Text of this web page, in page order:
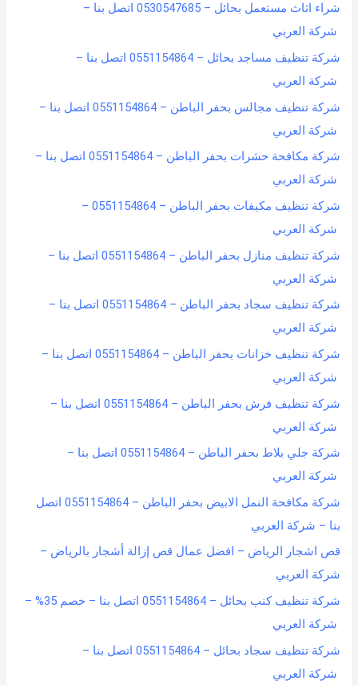
شراء اثاث مستعمل بحائل – 0530547685 اتصل بنا –
شركة العربي
شركة تنظيف مساجد بحائل – 0551154864 اتصل بنا –
شركة العربي
شركة تنظيف مجالس بحفر الباطن – 0551154864 اتصل بنا –
شركة العربي
شركة مكافحة حشرات بحفر الباطن – 0551154864 اتصل بنا –
شركة العربي
شركة تنظيف مكيفات بحفر الباطن – 0551154864 –
شركة العربي
شركة تنظيف منازل بحفر الباطن – 0551154864 اتصل بنا –
شركة العربي
شركة تنظيف سجاد بحفر الباطن – 0551154864 اتصل بنا –
شركة العربي
شركة تنظيف خزانات بحفر الباطن – 0551154864 اتصل بنا –
شركة العربي
شركة تنظيف فرش بحفر الباطن – 0551154864 اتصل بنا –
شركة العربي
شركة جلي بلاط بحفر الباطن – 0551154864 اتصل بنا –
شركة العربي
شركة مكافحة النمل الابيض بحفر الباطن – 0551154864 اتصل
بنا – شركة العربي
قص اشجار الرياض – افضل عمال قص إزالة أشجار بالرياض –
شركة العربي
شركة تنظيف كنب بحائل – 0551154864 اتصل بنا – خصم 35% –
شركة العربي
شركة تنظيف سجاد بحائل – 0551154864 اتصل بنا –
شركة العربي